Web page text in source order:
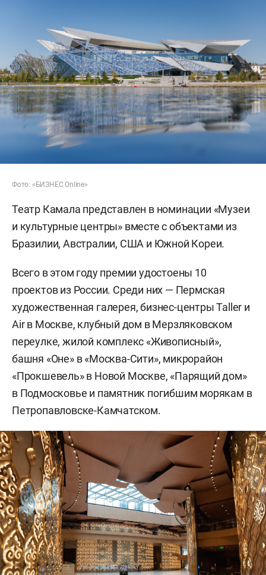
Фото: «БИЗНЕС Online»
Театр Камала представлен в номинации «Музеи
и культурные центры» вместе с объектами из
Бразилии, Австралии, США и Южной Кореи.
Всего в этом году премии удостоены 10
проектов из России. Среди них — Пермская
художественная галерея, бизнес-центры Taller и
Air в Москве, клубный дом в Мерзляковском
переулке, жилой комплекс «Живописный»,
башня «Оне» в «Москва-Сити», микрорайон
«Прокшевель» в Новой Москве, «Парящий дом»
в Подмосковье и памятник погибшим морякам в
Петропавловске-Камчатском.